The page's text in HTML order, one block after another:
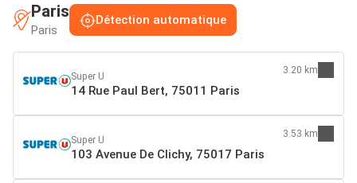
Paris
Paris
Détection automatique
Super U
14 Rue Paul Bert, 75011 Paris
3.20 km
Super U
103 Avenue De Clichy, 75017 Paris
3.53 km